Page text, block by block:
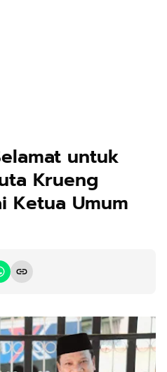
untuk
Krueng
Ketua Umum